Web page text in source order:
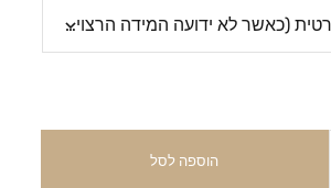
הוספה לסל